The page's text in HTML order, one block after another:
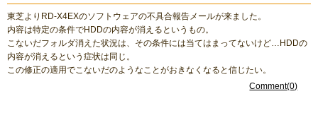
東芝よりRD-X4EXのソフトウェアの不具合報告メールが来ました。
内容は特定の条件でHDDの内容が消えるというもの。
こないだフォルダ消えた状況は、その条件には当てはまってないけど…HDDの
内容が消えるという症状は同じ。
この修正の適用でこないだのようなことがおきなくなると信じたい。
Comment(0)